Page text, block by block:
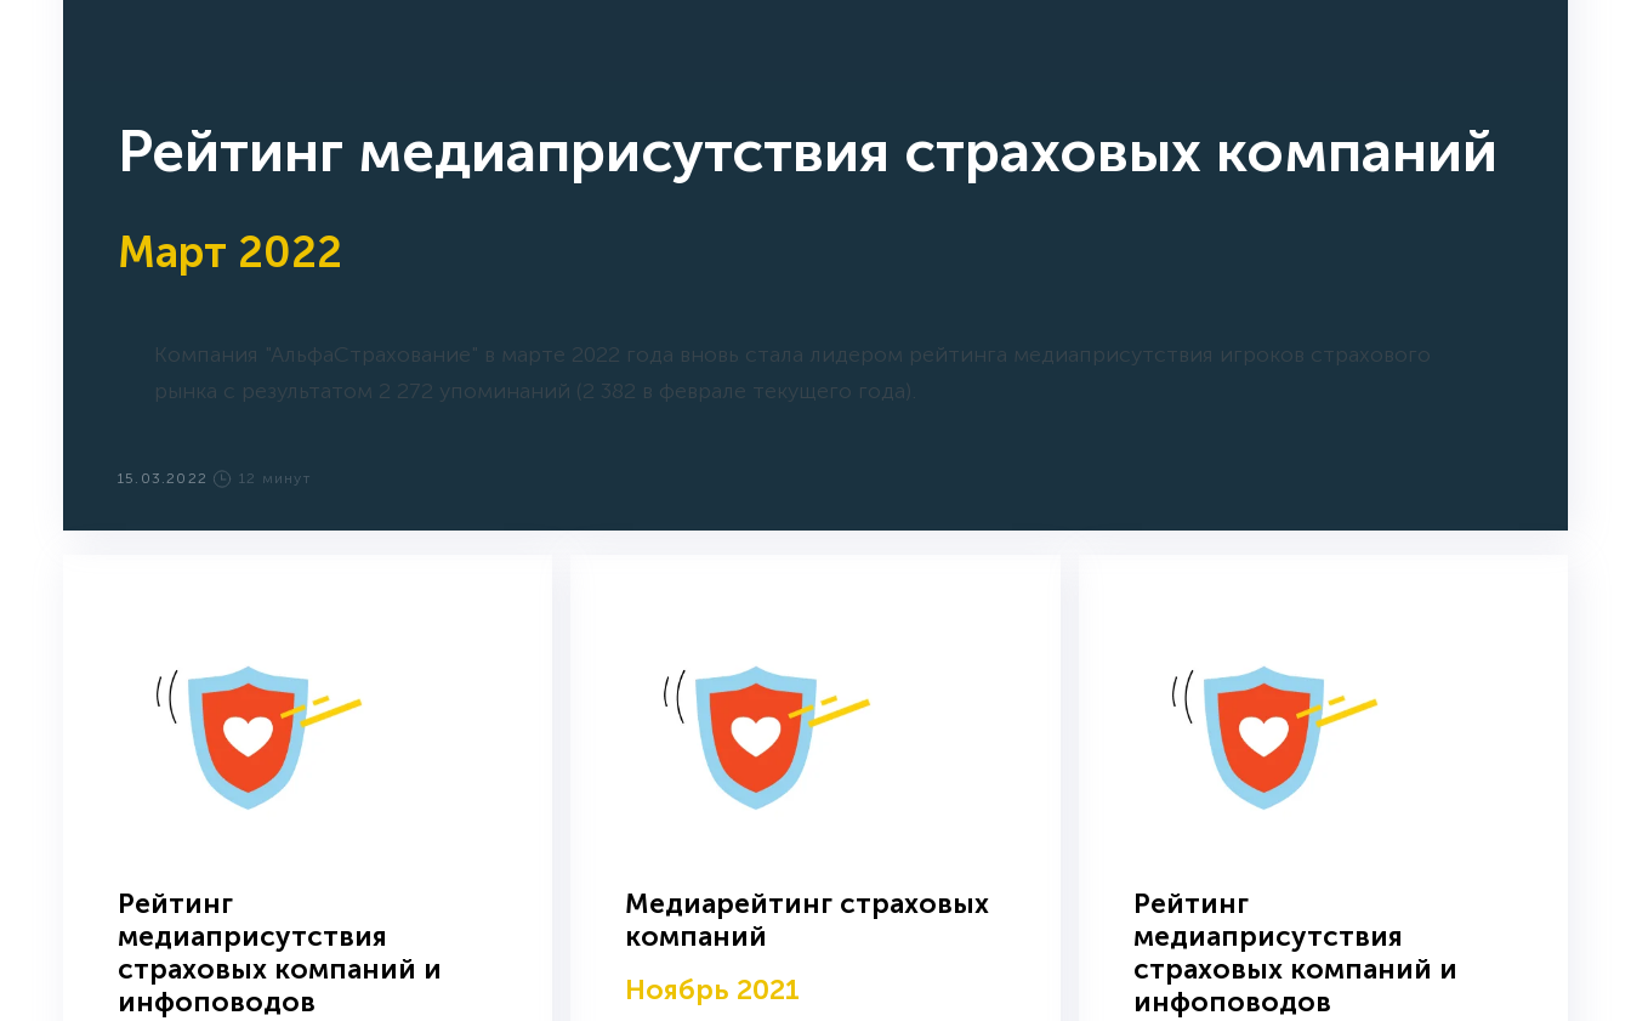
Рейтинг медиаприсутствия страховых компаний
Март 2022
Компания "АльфаСтрахование" в марте 2022 года вновь стала лидером рейтинга медиаприсутствия игроков страхового
рынка c результатом 2 272 упоминаний (2 382 в феврале текущего года).
15.03.2022 12 минут
Рейтинг
медиаприсутствия
страховых компаний и
инфоповодов
Медиарейтинг страховых
компаний
Ноябрь 2021
Рейтинг
медиаприсутствия
страховых компаний и
инфоповодов